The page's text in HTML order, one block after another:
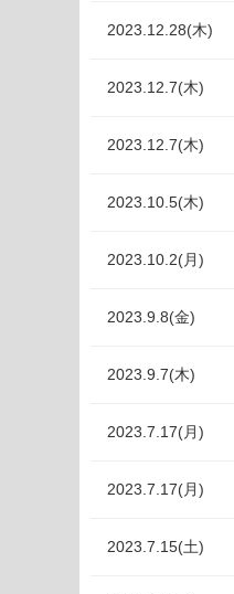
2023.12.28(木)
2023.12.7(木)
2023.12.7(木)
2023.10.5(木)
2023.10.2(月)
2023.9.8(金)
2023.9.7(木)
2023.7.17(月)
2023.7.17(月)
2023.7.15(土)